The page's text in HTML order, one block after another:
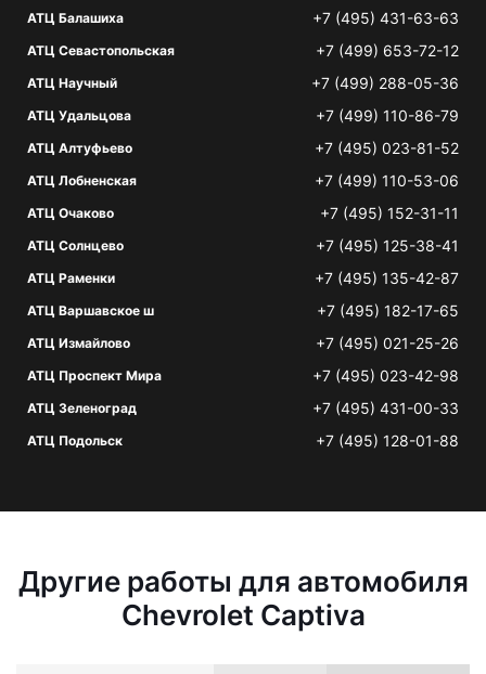
АТЦ Балашиха +7 (495) 431-63-63
АТЦ Севастопольская +7 (499) 653-72-12
АТЦ Научный +7 (499) 288-05-36
АТЦ Удальцова +7 (499) 110-86-79
АТЦ Алтуфьево +7 (495) 023-81-52
АТЦ Лобненская +7 (499) 110-53-06
АТЦ Очаково +7 (495) 152-31-11
АТЦ Солнцево +7 (495) 125-38-41
АТЦ Раменки +7 (495) 135-42-87
АТЦ Варшавское ш +7 (495) 182-17-65
АТЦ Измайлово +7 (495) 021-25-26
АТЦ Проспект Мира +7 (495) 023-42-98
АТЦ Зеленоград +7 (495) 431-00-33
АТЦ Подольск +7 (495) 128-01-88
Другие работы для автомобиля
Chevrolet Captiva